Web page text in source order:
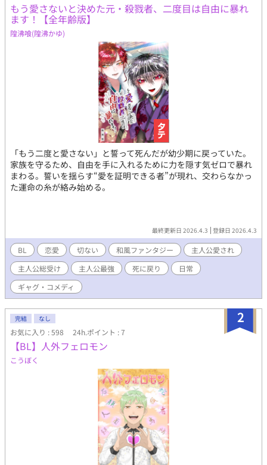
もう愛さないと決めた元・殺戮者、二度目は自由に暴れ
ます！【全年齢版】
隍沸喰(隍沸かゆ)
「もう二度と愛さない」と誓って死んだが幼少期に戻っていた。
家族を守るため、自由を手に入れるために力を隠す気ゼロで暴れ
まわる。誓いを揺らす“愛を証明できる者”が現れ、交わらなかっ
た運命の糸が絡み始める。
最終更新日 2026.4.3 登録日 2026.4.3
BL 恋愛 切ない 和風ファンタジー
主人公愛され
主人公総受け
主人公最強 死に戻り
日常
ギャグ・コメディ
2
完結 なし
お気に入り : 598 24h.ポイント : 7
【BL】人外フェロモン
こうぼく